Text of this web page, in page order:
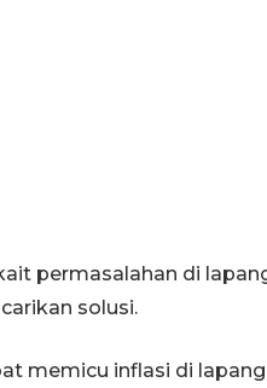
permasalahan di
solusi.
memicu inflasi di